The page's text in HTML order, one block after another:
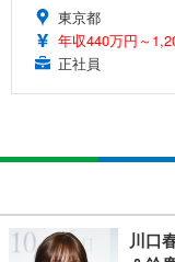
東京都
年収440万円～
正社員
川口